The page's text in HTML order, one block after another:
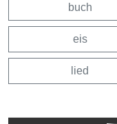
buch
eis
lied